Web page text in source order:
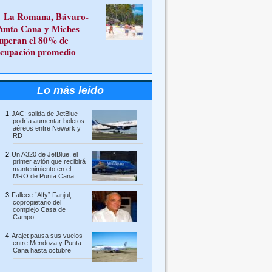
La Romana, Bávaro-
Cana y Miches
el 80% de
promedio
Lo más leído
JAC: salida de JetBlue
podría aumentar boletos
aéreos entre Newark y
RD
Un A320 de JetBlue, el
primer avión que recibirá
mantenimiento en el
MRO de Punta Cana
Fallece “Alfy” Fanjul,
copropietario del
complejo Casa de
Campo
Arajet pausa sus vuelos
entre Mendoza y Punta
Cana hasta octubre